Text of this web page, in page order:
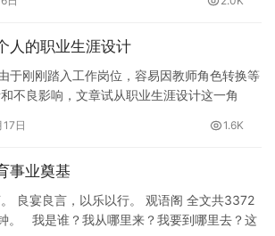
人的职业生涯设计
于刚刚踏入工作岗位，容易因教师角色转换等
不良影响，文章试从职业生涯设计这一角
日 1.6K
事业奠基
良宴良言，以乐以行。 观语阁 全文共3372
。 我是谁？我从哪里来？我要到哪里去？这